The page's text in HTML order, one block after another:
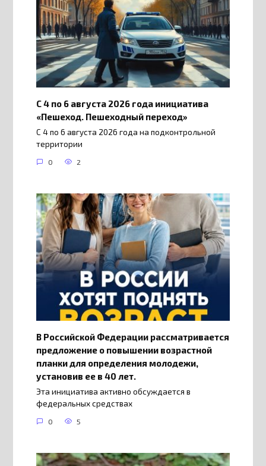
С 4 по 6 августа 2026 года инициатива
«Пешеход. Пешеходный переход»
С 4 по 6 августа 2026 года на подконтрольной
территории
0 2
В Российской Федерации рассматривается
предложение о повышении возрастной
планки для определения молодежи,
установив ее в 40 лет.
Эта инициатива активно обсуждается в
федеральных средствах
0 5